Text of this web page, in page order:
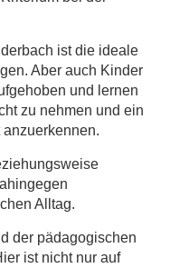
ist die ideale
Aber auch Kinder
und lernen
zu nehmen und ein
Alltag.
der pädagogischen
ist nicht nur auf